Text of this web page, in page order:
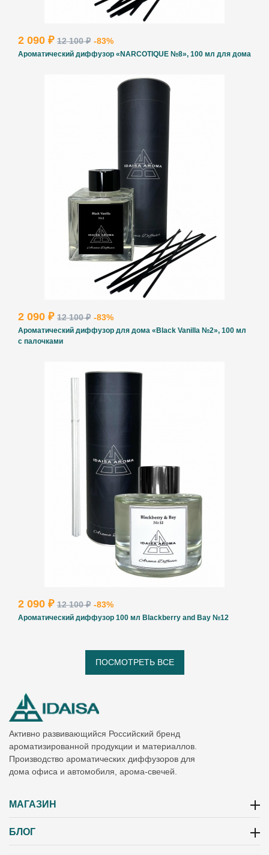
2 090 ₽ 12 100 ₽ -83%
Ароматический диффузор «NARCOTIQUE №8», 100 мл для дома
2 090 ₽ 12 100 ₽ -83%
Ароматический диффузор для дома «Black Vanilla №2», 100 мл
с палочками
2 090 ₽ 12 100 ₽ -83%
Ароматический диффузор 100 мл Blackberry and Bay №12
ПОСМОТРЕТЬ ВСЕ
Активно развивающийся Российский бренд
ароматизированной продукции и материаллов.
Производство ароматических диффузоров для
дома офиса и автомобиля, арома-свечей.
МАГАЗИН
БЛОГ